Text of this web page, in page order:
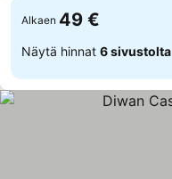
Alkaen 49 €
Näytä hinnat 6 sivustolta